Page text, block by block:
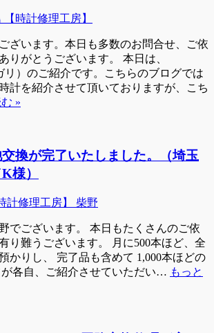
【時計修理工房】
ざいます。本日も多数のお問合せ、ご依
りがとうございます。 本日は、
）のご紹介です。こちらのブログでは
計を紹介させて頂いておりますが、こち
»
換が完了いたしました。（埼玉
様）
計修理工房】 柴野
でございます。 本日もたくさんのご依
り難うございます。 月に500本ほど、全
かりし、 完了品も含めて 1,000本ほどの
各自、ご紹介させていただい… もっと